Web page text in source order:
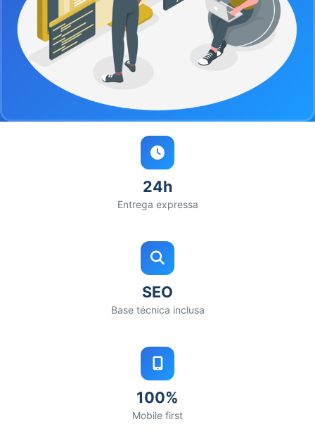
24h
Entrega expressa
SEO
Base técnica inclusa
100%
Mobile first